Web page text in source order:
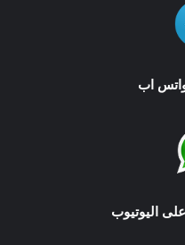
اب
اليوتيوب